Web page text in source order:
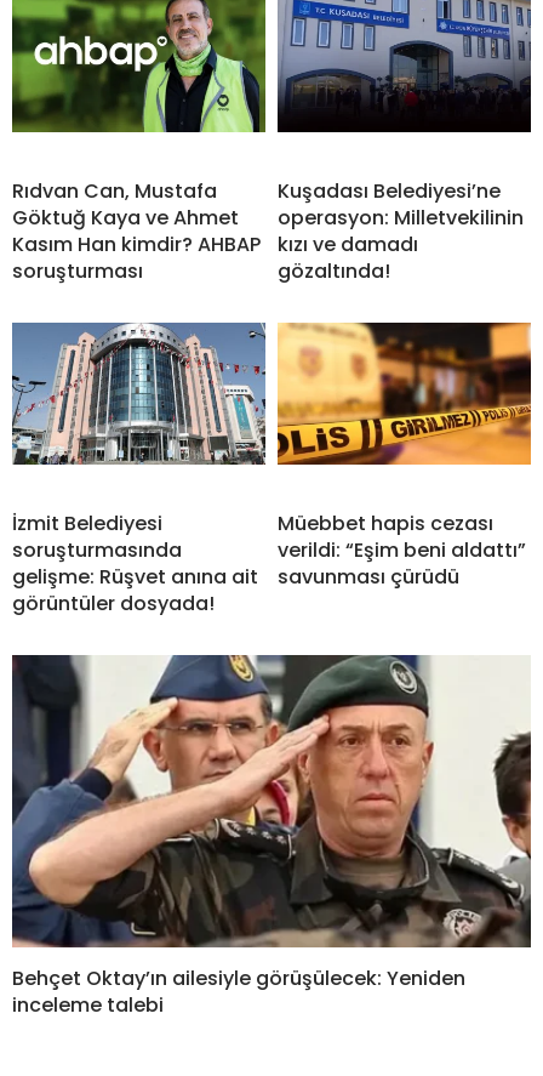
Rıdvan Can, Mustafa
Göktuğ Kaya ve Ahmet
Kasım Han kimdir? AHBAP
soruşturması
Kuşadası Belediyesi’ne
operasyon: Milletvekilinin
kızı ve damadı
gözaltında!
İzmit Belediyesi
soruşturmasında
gelişme: Rüşvet anına ait
görüntüler dosyada!
Müebbet hapis cezası
verildi: “Eşim beni aldattı”
savunması çürüdü
Behçet Oktay’ın ailesiyle görüşülecek: Yeniden
inceleme talebi